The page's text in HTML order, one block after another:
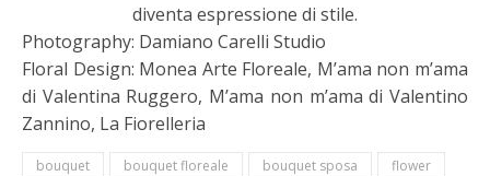
diventa espressione di stile.
Photography: Damiano Carelli Studio
Floral Design: Monea Arte Floreale, M’ama non m’ama
di Valentina Ruggero, M’ama non m’ama di Valentino
Zannino, La Fiorelleria
bouquet bouquet floreale bouquet sposa
flower